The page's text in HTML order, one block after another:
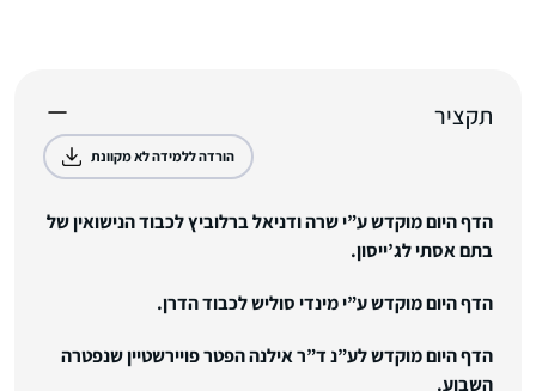
תקציר
הורדה ללמידה לא מקוונת
הדף היום מוקדש ע”י שרה ודניאל ברלוביץ לכבוד הנישואין של
בתם אסתי לג’ייסון.
הדף היום מוקדש ע”י מינדי סוליש לכבוד הדרן.
הדף היום מוקדש לע”נ ד”ר אילנה הפטר פויירשטיין שנפטרה
השבוע.